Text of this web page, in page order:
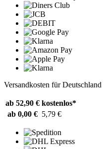
Versandkosten für Deutschland
ab 52,90 € kostenlos*
ab 0,00 € 5,79 €